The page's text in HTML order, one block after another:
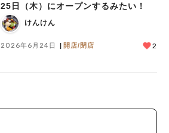
25日（木）にオープンするみたい！
けんけん
2026年6月24日 開店/閉店 2